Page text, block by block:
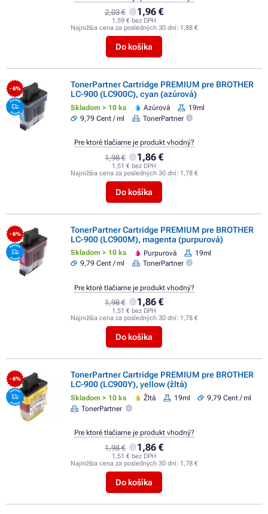
2,03 € 1,96 €
1,59 € bez DPH
Najnižšia cena za posledných 30 dní: 1,88 €
Do košíka
- 6%
TonerPartner Cartridge PREMIUM pre BROTHER
LC-900 (LC900C), cyan (azúrová)
Skladom > 10 ks Azúrová
19ml
9,79 Cent / ml
TonerPartner
1,98 € 1,86 €
1,51 € bez DPH
Najnižšia cena za posledných 30 dní: 1,78 €
Do košíka
Pre ktoré tlačiarne je produkt vhodný?
- 6%
TonerPartner Cartridge PREMIUM pre BROTHER
LC-900 (LC900M), magenta (purpurová)
Skladom > 10 ks Purpurová
19ml
9,79 Cent / ml
TonerPartner
1,98 € 1,86 €
1,51 € bez DPH
Najnižšia cena za posledných 30 dní: 1,78 €
Do košíka
Pre ktoré tlačiarne je produkt vhodný?
- 6%
TonerPartner Cartridge PREMIUM pre BROTHER
LC-900 (LC900Y), yellow (žltá)
Skladom > 10 ks Žltá 19ml
9,79 Cent / ml
TonerPartner
1,98 € 1,86 €
1,51 € bez DPH
Najnižšia cena za posledných 30 dní: 1,78 €
Do košíka
Pre ktoré tlačiarne je produkt vhodný?